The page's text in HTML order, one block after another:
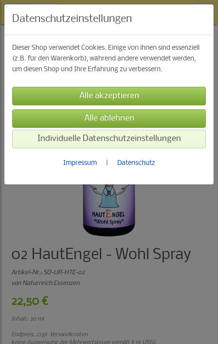
Ur-Essenzen Sprays
02 HautEngel - Wohl Spray
Artikel-Nr.: SO-UR-HTE-02
von Naturreich Essenzen
22,50 €
Inhalt: 30 ml
Endpreis, zzgl. Versandkosten
keine Ausweisung der Mehrwertsteuer gemäß § 19 UStG
Datenschutzeinstellungen
Dieser Shop verwendet Cookies. Einige von ihnen sind essenziell
(z.B. für den Warenkorb), während andere verwendet werden,
um diesen Shop und Ihre Erfahrung zu verbessern.
Individuelle Datenschutzeinstellungen
Impressum | Datenschutz